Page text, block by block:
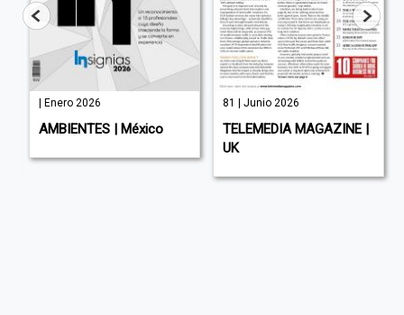
| Enero 2026
AMBIENTES | México
81 | Junio 2026
TELEMEDIA MAGAZINE |
UK